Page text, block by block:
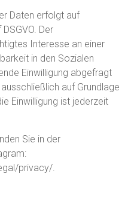
Daten erfolgt auf
Der
Interesse an einer
in den Sozialen
Einwilligung abgefragt
auf Grundlage
Einwilligung ist jederzeit
Sie in der
privacy/.